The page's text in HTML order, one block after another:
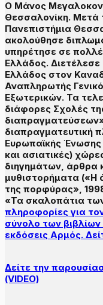
Ο Μάνος
Θεσσαλονίκη. Μετά
Πανεπιστήμια
ακολούθησε
υπηρέτησε σε
Ελλάδος.
Ελλάδος στον
Αναπληρωτής
Εξωτερικών. Τα
διάφορες Σχολές
διαπραγματευτική
Ευρωπαϊκής Ένωσης
και ασιατικές)
διηγημάτων, άρθρα
μυθιστορήματα («Η
της πορφύρας»,
«Τα σκαλοπάτια
πληροφορίες για
σύνολο των
εκδόσεις Αρμός.
Δείτε την
(VIDEO)